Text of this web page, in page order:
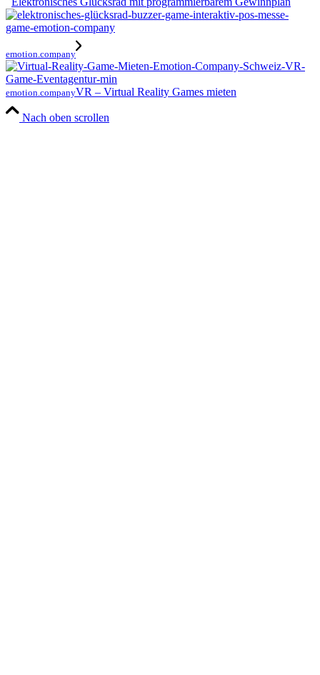
emotion.company
emotion.companyVR – Virtual Reality Games mieten
Nach oben scrollen